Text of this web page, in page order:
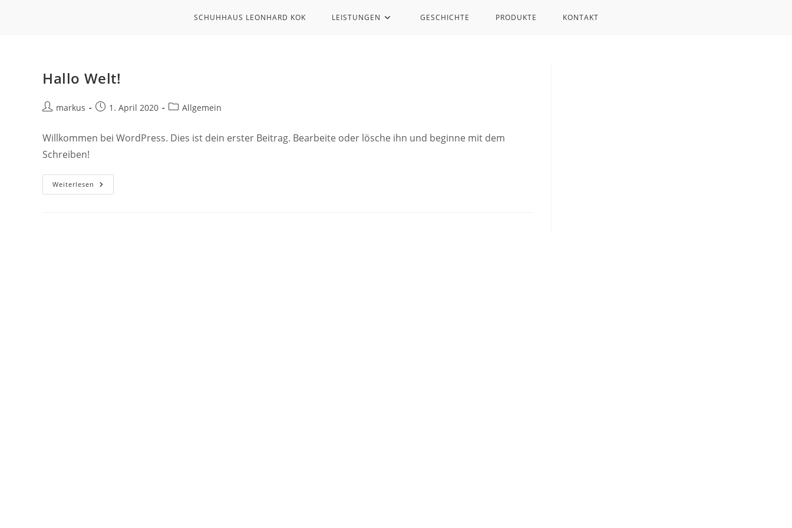
SCHUHHAUS LEONHARD KOK LEISTUNGEN GESCHICHTE PRODUKTE KONTAKT
Hallo Welt!
Beitrags-
markus
Beitrag1. April 2020
Beitrags-
Allgemein
Willkommen bei WordPress. Dies ist dein erster Beitrag. Bearbeite oder lösche ihn und beginne mit dem
Schreiben!
Weiterlesen Hallo
Welt!